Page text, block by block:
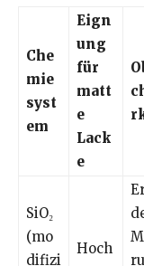
Che
mie
syst
em
Eign
ung
für
matt
e
Lack
e
SiO₂
(mo
difizi
Hoch